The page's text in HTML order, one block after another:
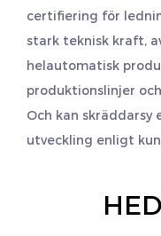
certifiering för
stark teknisk kraft,
helautomatisk
produktionslinjer
Och kan
utveckling enligt